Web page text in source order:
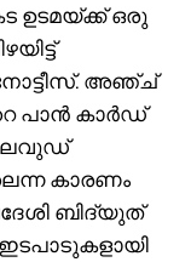
ഉടമയ്ക്ക് ഒരു
അഞ്ച്
പാൻ കാർഡ്
കാരണം
ബിദ്യുത്